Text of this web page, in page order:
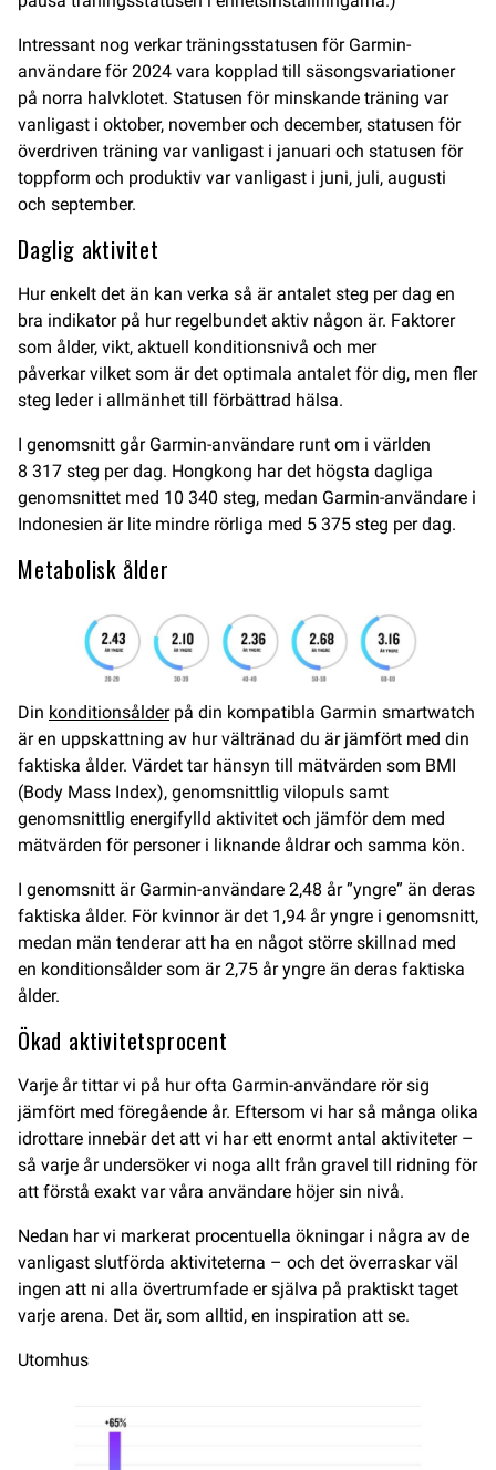
Intressant nog verkar träningsstatusen för Garmin-
användare för 2024 vara kopplad till säsongsvariationer
på norra halvklotet. Statusen för minskande träning var
vanligast i oktober, november och december, statusen för
överdriven träning var vanligast i januari och statusen för
toppform och produktiv var vanligast i juni, juli, augusti
och september.
Daglig aktivitet
Hur enkelt det än kan verka så är antalet steg per dag en
bra indikator på hur regelbundet aktiv någon är. Faktorer
som ålder, vikt, aktuell konditionsnivå och mer
påverkar vilket som är det optimala antalet för dig, men fler
steg leder i allmänhet till förbättrad hälsa.
I genomsnitt går Garmin-användare runt om i världen
8 317 steg per dag. Hongkong har det högsta dagliga
genomsnittet med 10 340 steg, medan Garmin-användare i
Indonesien är lite mindre rörliga med 5 375 steg per dag.
Metabolisk ålder
Din konditionsålderpå din kompatibla Garmin smartwatch
är en uppskattning av hur vältränad du är jämfört med din
faktiska ålder. Värdet tar hänsyn till mätvärden som BMI
(Body Mass Index), genomsnittlig vilopuls samt
genomsnittlig energifylld aktivitet och jämför dem med
mätvärden för personer i liknande åldrar och samma kön.
I genomsnitt är Garmin-användare 2,48 år ”yngre” än deras
faktiska ålder. För kvinnor är det 1,94 år yngre i genomsnitt,
medan män tenderar att ha en något större skillnad med
en konditionsålder som är 2,75 år yngre än deras faktiska
ålder.
Ökad aktivitetsprocent
Varje år tittar vi på hur ofta Garmin-användare rör sig
jämfört med föregående år. Eftersom vi har så många olika
idrottare innebär det att vi har ett enormt antal aktiviteter –
så varje år undersöker vi noga allt från gravel till ridning för
att förstå exakt var våra användare höjer sin nivå.
Nedan har vi markerat procentuella ökningar i några av de
vanligast slutförda aktiviteterna – och det överraskar väl
ingen att ni alla övertrumfade er själva på praktiskt taget
varje arena. Det är, som alltid, en inspiration att se.
Utomhus